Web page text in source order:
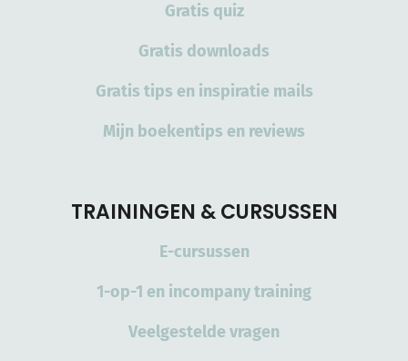
Gratis quiz
Gratis downloads
Gratis tips en inspiratie mails
Mijn boekentips en reviews
TRAININGEN & CURSUSSEN
E-cursussen
1-op-1 en incompany training
Veelgestelde vragen